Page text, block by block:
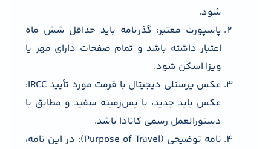
شود.
پاسپورت معتبر: گذرنامه باید حداقل شش ماه
اعتبار داشته باشد و تمام صفحات دارای مهر یا
ویزا اسکن شود.
عکس پرسنلی دیجیتال با فرمت مورد تأیید IRCC:
عکس باید جدید، با پس‌زمینه سفید و مطابق با
دستورالعمل رسمی کانادا باشد.
نامه توضیحی (Purpose of Travel): در این نامه،